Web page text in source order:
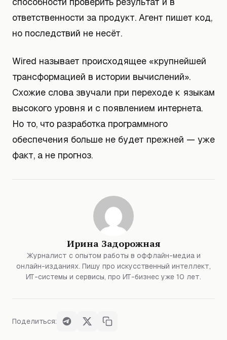
ответственности за продукт. Агент пишет код,
но последствий не несёт.
Wired называет происходящее «крупнейшей
трансформацией в истории вычислений».
Схожие слова звучали при переходе к языкам
высокого уровня и с появлением интернета.
Но то, что разработка программного
обеспечения больше не будет прежней — уже
факт, а не прогноз.
Ирина Задорожная
Журналист с опытом работы в оффлайн-медиа и
онлайн-изданиях. Пишу про искусственный интеллект,
ИТ-системы и сервисы, про ИТ-бизнес уже 10 лет.
Поделиться: